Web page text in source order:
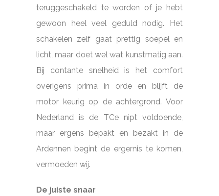
teruggeschakeld te worden of je hebt
gewoon heel veel geduld nodig. Het
schakelen zelf gaat prettig soepel en
licht, maar doet wel wat kunstmatig aan.
Bij contante snelheid is het comfort
overigens prima in orde en blijft de
motor keurig op de achtergrond. Voor
Nederland is de TCe nipt voldoende,
maar ergens bepakt en bezakt in de
Ardennen begint de ergernis te komen,
vermoeden wij.
De juiste snaar